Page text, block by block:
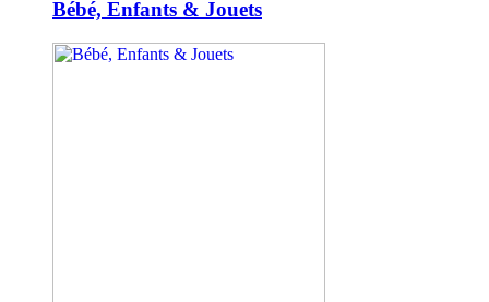
Bébé, Enfants & Jouets